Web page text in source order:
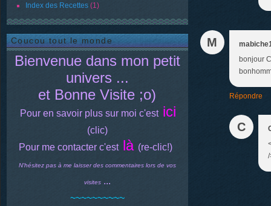
Index des Recettes (1)
Coucou tout le monde
Bienvenue dans mon petit
univers ...
et Bonne Visite ;o)
Pour en savoir plus sur moi c'est ici
(clic)
Pour me contacter c'est là (re-clic!)
N'hésitez pas à me laisser des commentaires lors de vos
visites ...
~~~~~~~~~~
M
bonjour
Répondre
C